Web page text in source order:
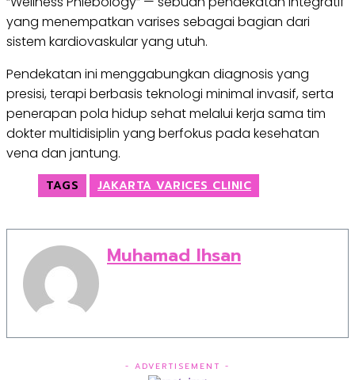
yang menempatkan varises sebagai bagian dari
sistem kardiovaskular yang utuh.
Pendekatan ini menggabungkan diagnosis yang
presisi, terapi berbasis teknologi minimal invasif, serta
penerapan pola hidup sehat melalui kerja sama tim
dokter multidisiplin yang berfokus pada kesehatan
vena dan jantung.
TAGS JAKARTA VARICES CLINIC
Muhamad Ihsan
- ADVERTISEMENT -